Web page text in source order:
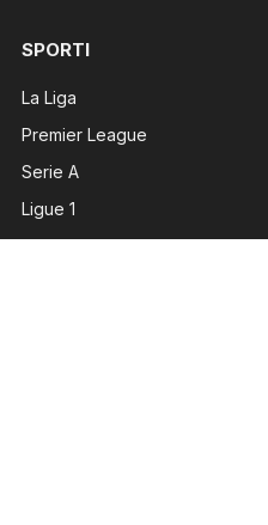
SPORTI
La Liga
Premier League
Serie A
Ligue 1
Superliga e Kosovës